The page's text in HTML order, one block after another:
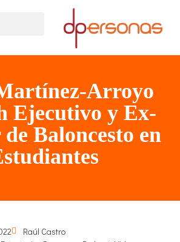
Arroyo
Ejecutivo y Ex-
Baloncesto en
Raúl Castro